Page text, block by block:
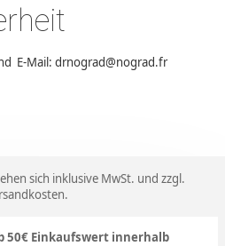
E-Mail: drnograd@nograd.fr
sich inklusive MwSt. und zzgl.
.
50€ Einkaufswert innerhalb